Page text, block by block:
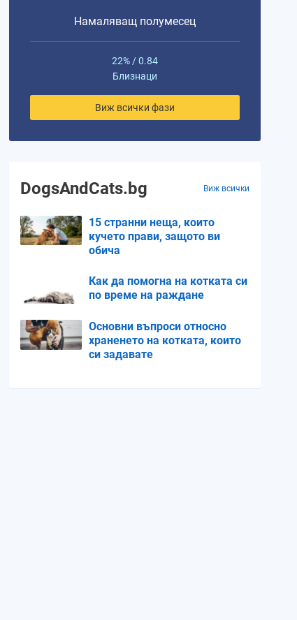
Намаляващ полумесец
22% / 0.84
Близнаци
Виж всички фази
DogsAndCats.bg Виж всички
15 странни неща, които
кучето прави, защото ви
обича
Как да помогна на котката си
по време на раждане
Основни въпроси относно
храненето на котката, които
си задавате